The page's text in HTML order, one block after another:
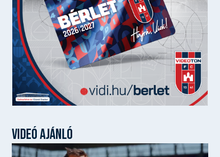
VIDEÓ AJÁNLÓ